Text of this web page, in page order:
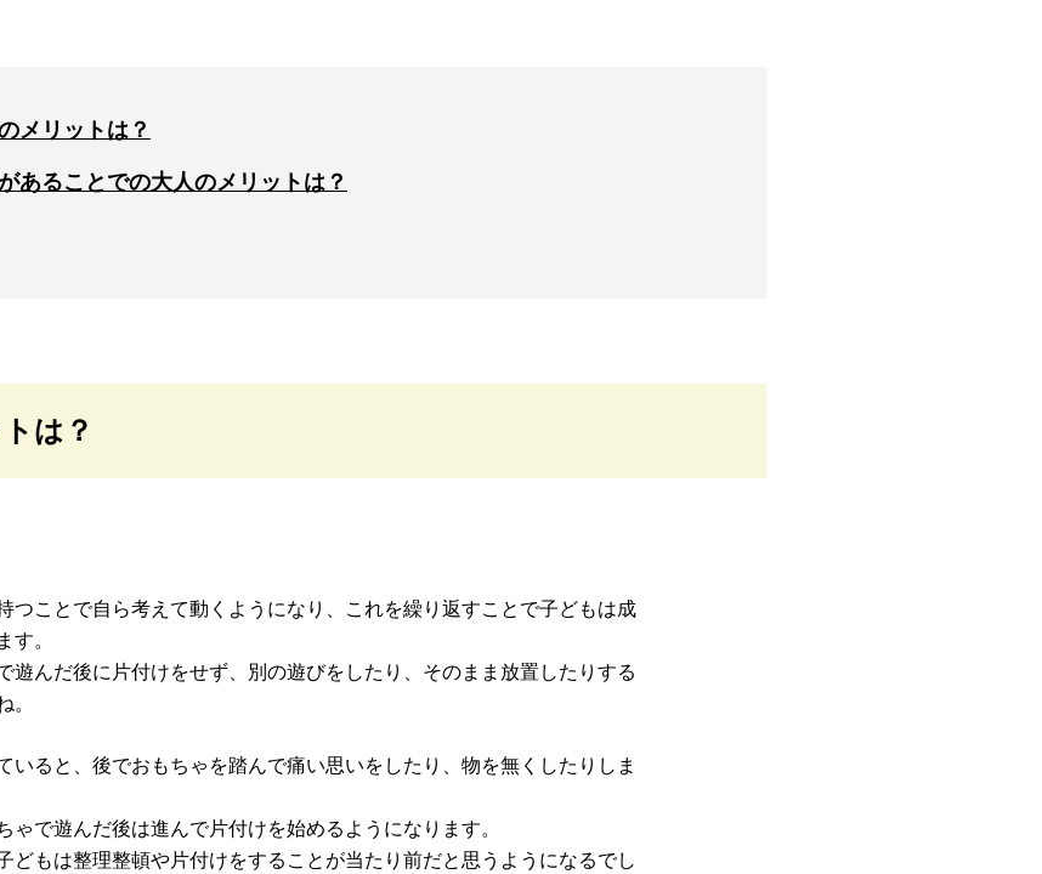
メリットは？
あることでの大人のメリットは？
は？
つことで自ら考えて動くようになり、これを繰り返すことで子どもは成
す。
遊んだ後に片付けをせず、別の遊びをしたり、そのまま放置したりする
。
いると、後でおもちゃを踏んで痛い思いをしたり、物を無くしたりしま
ゃで遊んだ後は進んで片付けを始めるようになります。
どもは整理整頓や片付けをすることが当たり前だと思うようになるでし